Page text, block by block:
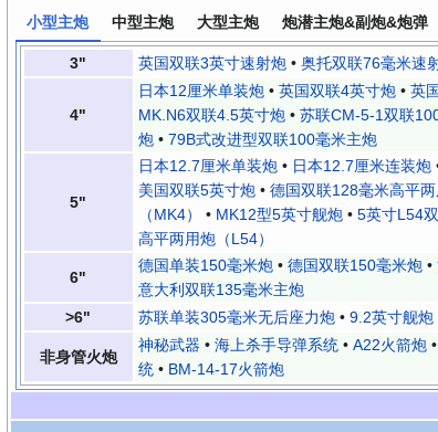
小型主炮
中型主炮 大型主炮 炮潜主炮&副炮&炮弹
3" 英国双联3英寸速射炮 • 奥托双联76毫米速
4"
日本12厘米单装炮 • 英国双联4英寸炮 • 英
MK.N6双联4.5英寸炮 • 苏联СМ-5-1双联
炮 • 79B式改进型双联100毫米主炮
5"
日本12.7厘米单装炮 • 日本12.7厘米连装炮
美国双联5英寸炮 • 德国双联128毫米高平
（MK4）
• MK12型5英寸舰炮 • 5英寸L54
高平两用炮（L54）
6"
德国单装150毫米炮 • 德国双联150毫米炮 •
意大利双联135毫米主炮
>6"
苏联单装305毫米无后座力炮 • 9.2英寸舰炮
非身管火炮
神秘武器 • 海上杀手导弹系统 • A22火箭炮 •
统 • BM-14-17火箭炮